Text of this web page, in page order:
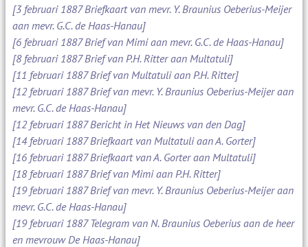
[3 februari 1887 Briefkaart van mevr. Y. Braunius Oeberius-Meijer
aan mevr. G.C. de Haas-Hanau]
[6 februari 1887 Brief van Mimi aan mevr. G.C. de Haas-Hanau]
[8 februari 1887 Brief van P.H. Ritter aan Multatuli]
[11 februari 1887 Brief van Multatuli aan P.H. Ritter]
[12 februari 1887 Brief van mevr. Y. Braunius Oeberius-Meijer aan
mevr. G.C. de Haas-Hanau]
[12 februari 1887 Bericht in Het Nieuws van den Dag]
[14 februari 1887 Briefkaart van Multatuli aan A. Gorter]
[16 februari 1887 Briefkaart van A. Gorter aan Multatuli]
[18 februari 1887 Brief van Mimi aan P.H. Ritter]
[19 februari 1887 Brief van mevr. Y. Braunius Oeberius-Meijer aan
mevr. G.C. de Haas-Hanau]
[19 februari 1887 Telegram van N. Braunius Oeberius aan de heer
en mevrouw De Haas-Hanau]